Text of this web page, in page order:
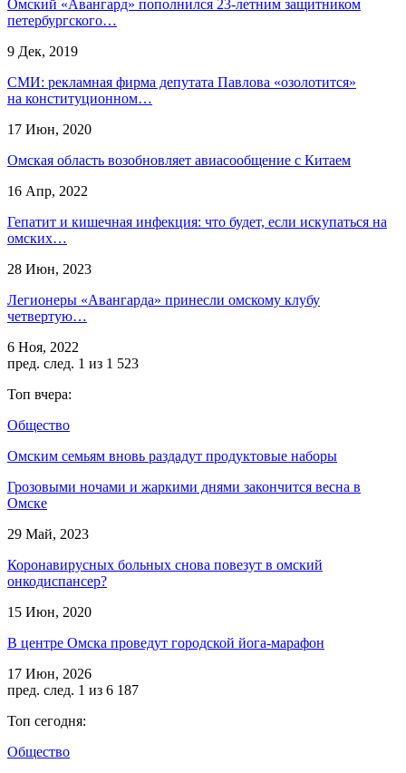
Омский «Авангард» пополнился 23-летним защитником
петербургского…
9 Дек, 2019
СМИ: рекламная фирма депутата Павлова «озолотится»
на конституционном…
17 Июн, 2020
Омская область возобновляет авиасообщение с Китаем
16 Апр, 2022
Гепатит и кишечная инфекция: что будет, если искупаться на
омских…
28 Июн, 2023
Легионеры «Авангарда» принесли омскому клубу
четвертую…
6 Ноя, 2022
пред. след. 1 из 1 523
Топ вчера:
Общество
Омским семьям вновь раздадут продуктовые наборы
Грозовыми ночами и жаркими днями закончится весна в
Омске
29 Май, 2023
Коронавирусных больных снова повезут в омский
онкодиспансер?
15 Июн, 2020
В центре Омска проведут городской йога-марафон
17 Июн, 2026
пред. след. 1 из 6 187
Топ сегодня:
Общество